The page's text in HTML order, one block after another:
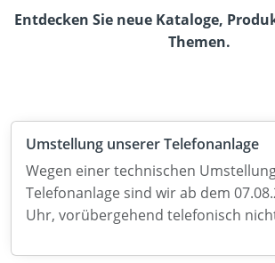
Entdecken Sie neue Kataloge,
Themen.
Umstellung unserer Telefonanlage
Wegen einer technischen
Telefonanlage sind wir ab dem
Uhr, vorübergehend telefonisch